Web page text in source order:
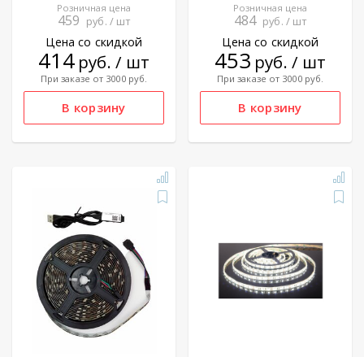
Розничная цена
459 руб. / шт
Цена со скидкой
414 руб. / шт
При заказе от 3000 руб.
Розничная цена
484 руб. / шт
Цена со скидкой
453 руб. / шт
При заказе от 3000 руб.